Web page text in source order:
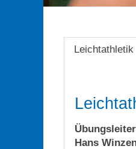
Leichtathletik
Hans